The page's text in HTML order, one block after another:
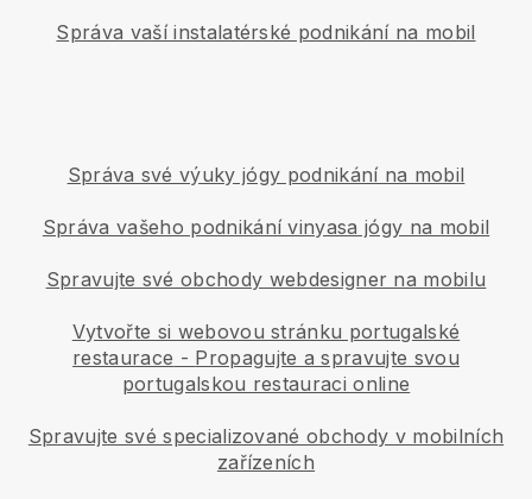
Správa vaší instalatérské podnikání na mobil
Správa své výuky jógy podnikání na mobil
Správa vašeho podnikání vinyasa jógy na mobil
Spravujte své obchody webdesigner na mobilu
Vytvořte si webovou stránku portugalské
restaurace - Propagujte a spravujte svou
portugalskou restauraci online
Spravujte své specializované obchody v mobilních
zařízeních